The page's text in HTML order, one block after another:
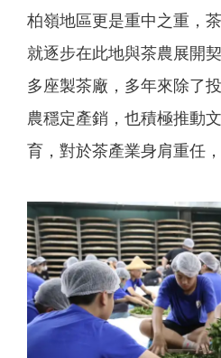
柏嶺地區更是重中之重，
就逐步在此地與茶農展開
多座製茶廠，多年來除了
農穩定產銷，也積極推動
育，對於茶產業身肩重任，